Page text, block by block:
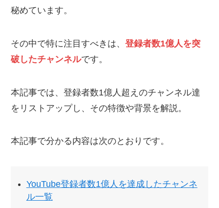
秘めています。
その中で特に注目すべきは、登録者数1億人を突
破したチャンネルです。
本記事では、登録者数1億人超えのチャンネル達
をリストアップし、その特徴や背景を解説。
本記事で分かる内容は次のとおりです。
YouTube登録者数1億人を達成したチャンネ
ル一覧